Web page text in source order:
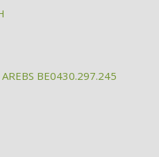
AREBS BE0430.297.245